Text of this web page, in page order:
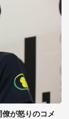
僚が怒りのコメ